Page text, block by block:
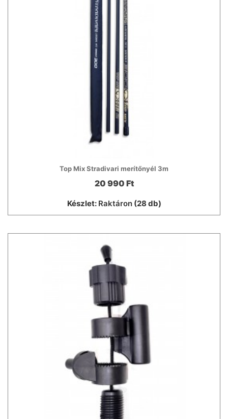
Top Mix Stradivari merítőnyél 3m
20 990 Ft
Készlet: Raktáron(28 db)